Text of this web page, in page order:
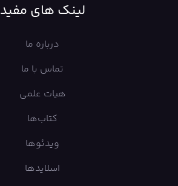
لینک های مفید
درباره ما
تماس با ما
هیات علمی
کتاب‌ها
ویدئوها
اسلایدها